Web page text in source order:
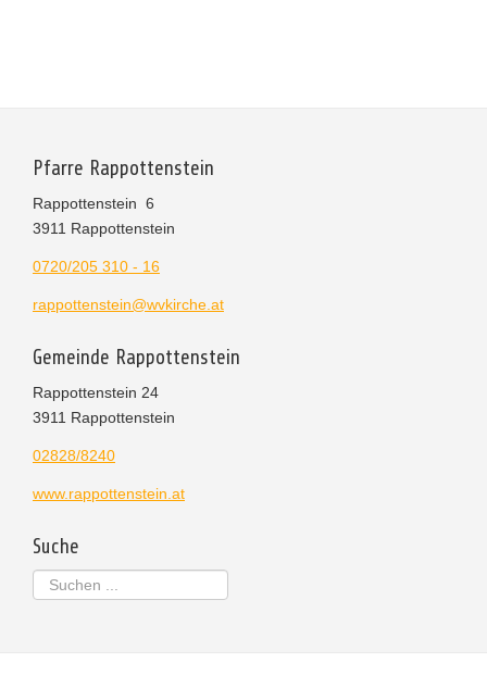
Pfarre Rappottenstein
Rappottenstein 6
3911 Rappottenstein
0720/205 310 - 16
rappottenstein@wvkirche.at
Gemeinde Rappottenstein
Rappottenstein 24
3911 Rappottenstein
02828/8240
www.rappottenstein.at
Suche
Suchen
...